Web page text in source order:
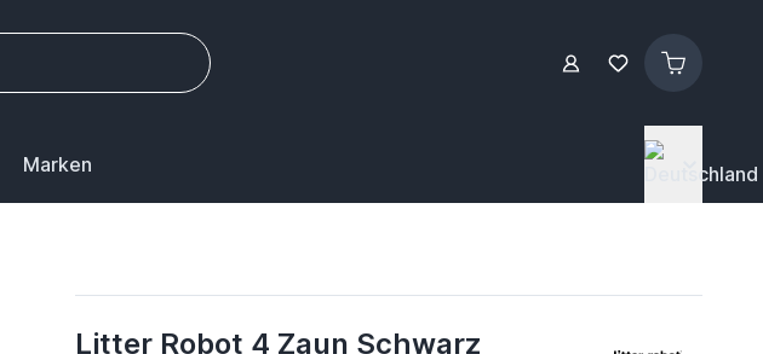
Marken
Litter Robot 4 Zaun Schwarz